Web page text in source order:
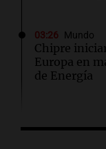
03:26 Mundo
Chipre
Europa en
de Energía
Más de